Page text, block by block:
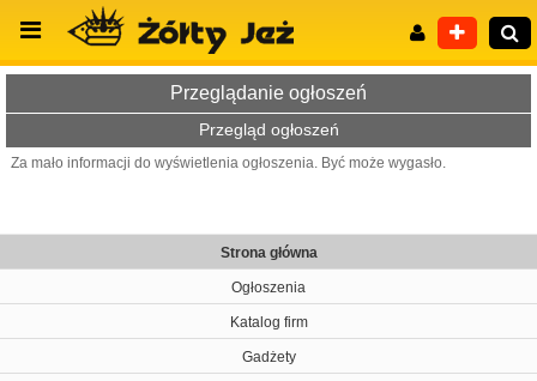
Przeglądanie ogłoszeń
Przegląd ogłoszeń
Za mało informacji do wyświetlenia ogłoszenia. Być może wygasło.
Strona główna
Ogłoszenia
Katalog firm
Gadżety